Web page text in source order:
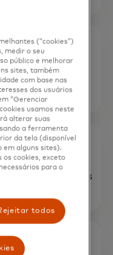
(POI)
exclusivo
aceitação de
com análises de
que dão insights
(“cookies”)
medir o seu
público e melhorar
sites, também
com base nas
dos usuários
“Gerenciar
usamos neste
alterar suas
a ferramenta
da tela (disponível
em alguns sites).
os cookies, exceto
para o
todos